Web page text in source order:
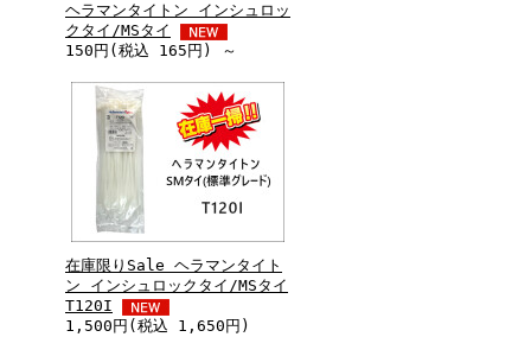
ヘラマンタイトン インシュロッ
クタイ/MSタイ
150円(税込 165円) ～
在庫限りSale ヘラマンタイト
ン インシュロックタイ/MSタイ
T120I
1,500円(税込 1,650円)